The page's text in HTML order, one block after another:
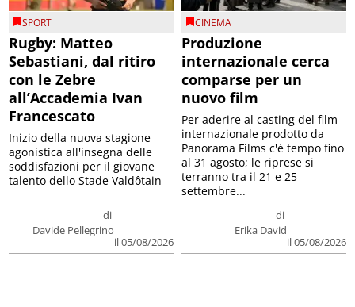
SPORT
Rugby: Matteo
Sebastiani, dal ritiro
con le Zebre
all’Accademia Ivan
Francescato
di
Davide Pellegrino
il 05/08/2026
Inizio della nuova stagione
agonistica all'insegna delle
soddisfazioni per il giovane
talento dello Stade Valdôtain
CINEMA
Produzione
internazionale cerca
comparse per un
nuovo film
di
Erika David
il 05/08/2026
Per aderire al casting del film
internazionale prodotto da
Panorama Films c'è tempo fino
al 31 agosto; le riprese si
terranno tra il 21 e 25
settembre...